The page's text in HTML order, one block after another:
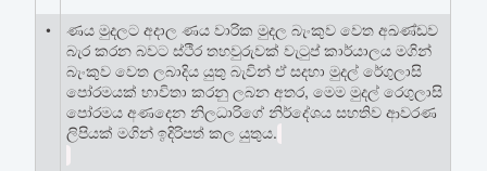
•
ණය මුදලට අදාල ණය වාරික මුදල බැංකුව වෙත අඛණ්ඩව
බැර කරන බවට ස්ථිර තහවුරුවක් වැටුප් කාර්යාලය මගින්
බැංකුව වෙත ලබාදිය යුතු බැවින් ඒ සදහා මුදල් රේගුලාසි
පෝරමයක් භාවිතා කරනු ලබන අතර, මෙම මුදල් රෙගුලාසි
පෝරමය අණදෙන නිලධාරිගේ නිර්දේශය සහතිව ආවරණ
ලිපියක් මගින් ඉදිරිපත් කල යුතුය.